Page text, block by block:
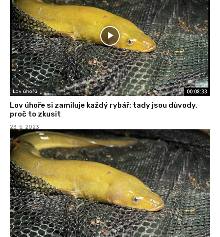
Lov úhořů 00:08:33
Lov úhoře si zamiluje každý rybář: tady jsou důvody,
proč to zkusit
23. 5. 2023